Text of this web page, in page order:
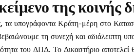
της κοινής
τα υπογράφοντα Κράτη-μέρη στο
τη συνεχή και αδιάλειπτη
του ΔΠΔ. Το Δικαστήριο αποτελεί